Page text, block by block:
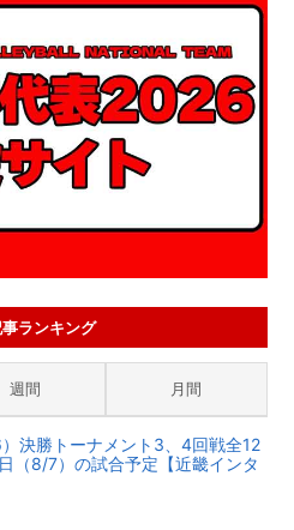
ランキング
週間 月間
決勝トーナメント3、4回戦全12
（8/7）の試合予定【近畿インタ